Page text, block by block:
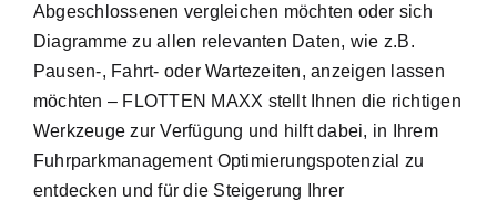
Abgeschlossenen vergleichen möchten oder sich
Diagramme zu allen relevanten Daten, wie z.B.
Pausen-, Fahrt- oder Wartezeiten, anzeigen lassen
möchten – FLOTTEN MAXX stellt Ihnen die richtigen
Werkzeuge zur Verfügung und hilft dabei, in Ihrem
Fuhrparkmanagement Optimierungspotenzial zu
entdecken und für die Steigerung Ihrer